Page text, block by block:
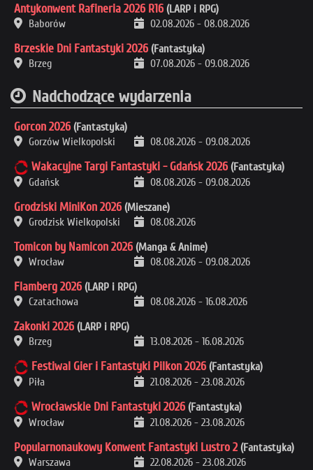
Antykonwent Rafineria 2026 R16 (LARP i RPG)
Baborów
02.08.2026 - 08.08.2026
Brzeskie Dni Fantastyki 2026 (Fantastyka)
Brzeg
07.08.2026 - 09.08.2026
Nadchodzące wydarzenia
Gorcon 2026 (Fantastyka)
Gorzów Wielkopolski
08.08.2026 - 09.08.2026
Wakacyjne Targi Fantastyki - Gdańsk 2026 (Fantastyka)
Gdańsk
08.08.2026 - 09.08.2026
Grodziski MiniKon 2026 (Mieszane)
Grodzisk Wielkopolski
08.08.2026
Tomicon by Namicon 2026 (Manga & Anime)
Wrocław
08.08.2026 - 09.08.2026
Flamberg 2026 (LARP i RPG)
Czatachowa
08.08.2026 - 16.08.2026
Zakonki 2026 (LARP i RPG)
Brzeg
13.08.2026 - 16.08.2026
Festiwal Gier i Fantastyki Pilkon 2026 (Fantastyka)
Piła
21.08.2026 - 23.08.2026
Wrocławskie Dni Fantastyki 2026 (Fantastyka)
Wrocław
21.08.2026 - 23.08.2026
Popularnonaukowy Konwent Fantastyki Lustro 2 (Fantastyka)
Warszawa
22.08.2026 - 23.08.2026